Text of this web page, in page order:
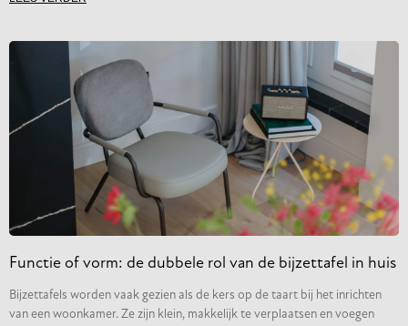
Functie of vorm: de dubbele rol van de bijzettafel in huis
Bijzettafels worden vaak gezien als de kers op de taart bij het inrichten
van een woonkamer. Ze zijn klein, makkelijk te verplaatsen en voegen